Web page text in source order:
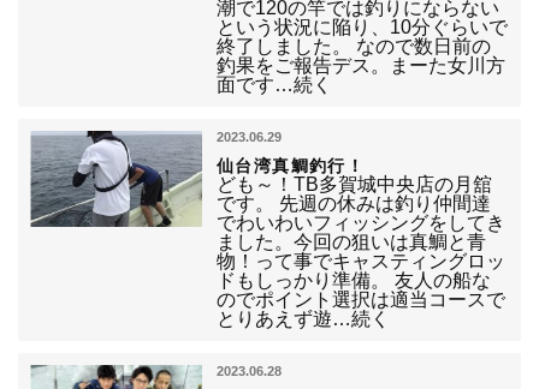
潮で120の竿では釣りにならない
という状況に陥り、10分ぐらいで
終了しました。 なので数日前の
釣果をご報告デス。まーた女川方
面です…続く
2023.06.29
仙台湾真鯛釣行！
ども～！TB多賀城中央店の月舘
です。 先週の休みは釣り仲間達
でわいわいフィッシングをしてき
ました。今回の狙いは真鯛と青
物！って事でキャスティングロッ
ドもしっかり準備。 友人の船な
のでポイント選択は適当コースで
とりあえず遊…続く
2023.06.28